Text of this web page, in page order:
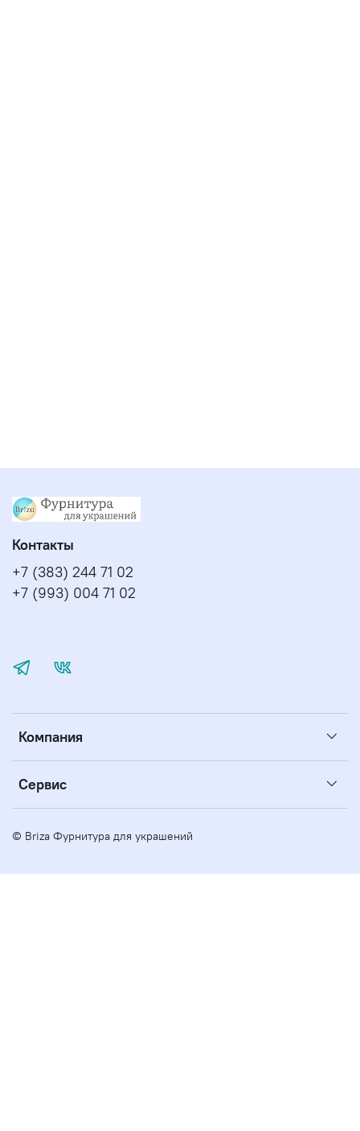
Компания
Сервис
Контакты
+7 (383) 244 71 02
+7 (993) 004 71 02
© Briza Фурнитура для украшений